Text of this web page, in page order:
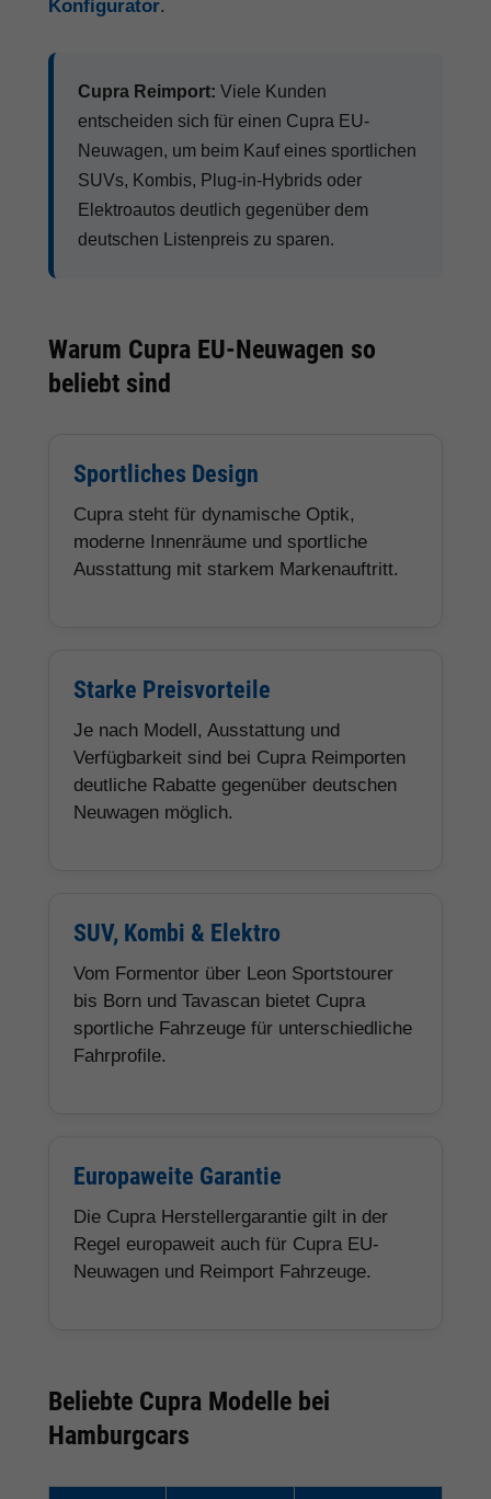
Konfigurator.
Cupra Reimport: Viele Kunden
entscheiden sich für einen Cupra EU-
Neuwagen, um beim Kauf eines sportlichen
SUVs, Kombis, Plug-in-Hybrids oder
Elektroautos deutlich gegenüber dem
deutschen Listenpreis zu sparen.
Warum Cupra EU-Neuwagen so
beliebt sind
Sportliches Design
Cupra steht für dynamische Optik,
moderne Innenräume und sportliche
Ausstattung mit starkem Markenauftritt.
Starke Preisvorteile
Je nach Modell, Ausstattung und
Verfügbarkeit sind bei Cupra Reimporten
deutliche Rabatte gegenüber deutschen
Neuwagen möglich.
SUV, Kombi & Elektro
Vom Formentor über Leon Sportstourer
bis Born und Tavascan bietet Cupra
sportliche Fahrzeuge für unterschiedliche
Fahrprofile.
Europaweite Garantie
Die Cupra Herstellergarantie gilt in der
Regel europaweit auch für Cupra EU-
Neuwagen und Reimport Fahrzeuge.
Beliebte Cupra Modelle bei
Hamburgcars